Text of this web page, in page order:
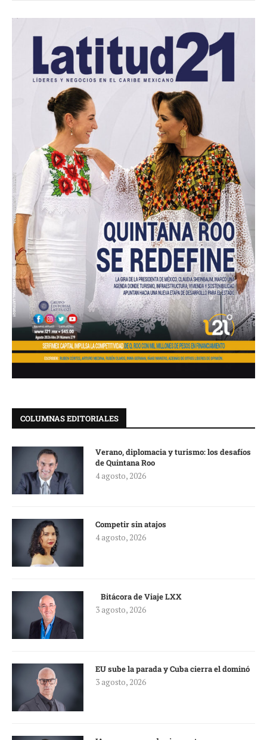
COLUMNAS EDITORIALES
Verano, diplomacia y turismo: los desafíos
de Quintana Roo
4 agosto, 2026
Competir sin atajos
4 agosto, 2026
Bitácora de Viaje LXX
3 agosto, 2026
EU sube la parada y Cuba cierra el dominó
3 agosto, 2026